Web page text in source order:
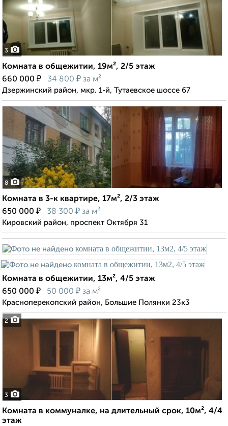
3
Комната в общежитии, 19м², 2/5 этаж
660 000 ₽ 34 800 ₽ за м²
Дзержинский район, мкр. 1-й, Тутаевское шоссе 67
8
Комната в 3-к квартире, 17м², 2/3 этаж
650 000 ₽ 38 300 ₽ за м²
Кировский район, проспект Октября 31
2
Комната в общежитии, 13м², 4/5 этаж
650 000 ₽ 50 000 ₽ за м²
Красноперекопский район, Большие Полянки 23к3
3
Комната в коммуналке, на длительный срок, 10м², 4/4
этаж